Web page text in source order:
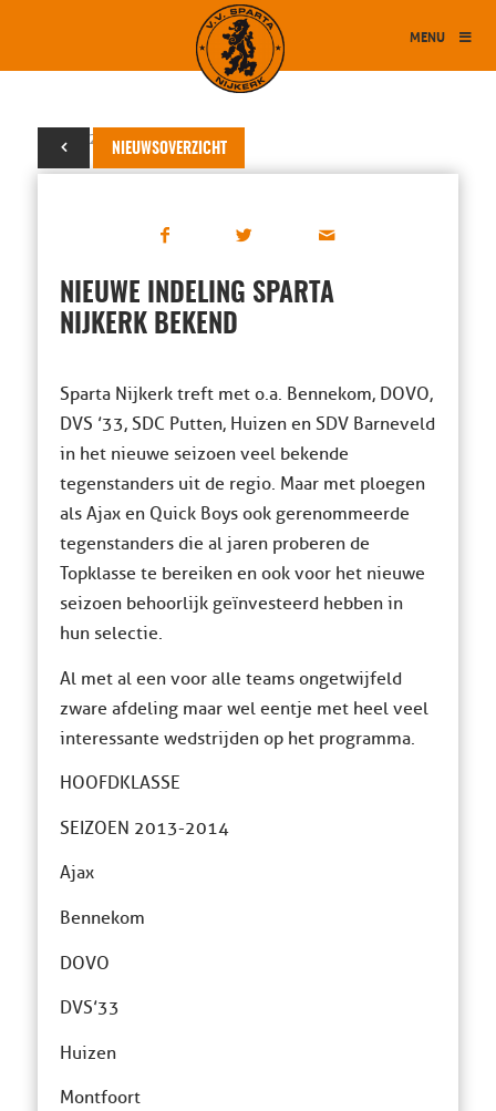
MENU
NIEUWSOVERZICHT
21 juni 2013
NIEUWE INDELING SPARTA
NIJKERK BEKEND
Sparta Nijkerk treft met o.a. Bennekom, DOVO,
DVS ’33, SDC Putten, Huizen en SDV Barneveld
in het nieuwe seizoen veel bekende
tegenstanders uit de regio. Maar met ploegen
als Ajax en Quick Boys ook gerenommeerde
tegenstanders die al jaren proberen de
Topklasse te bereiken en ook voor het nieuwe
seizoen behoorlijk geïnvesteerd hebben in
hun selectie.
Al met al een voor alle teams ongetwijfeld
zware afdeling maar wel eentje met heel veel
interessante wedstrijden op het programma.
HOOFDKLASSE
SEIZOEN 2013-2014
Ajax
Bennekom
DOVO
DVS’33
Huizen
Montfoort